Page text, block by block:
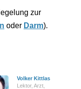
zur
oder Darm).
Volker Kittlas
Lektor, Arzt,